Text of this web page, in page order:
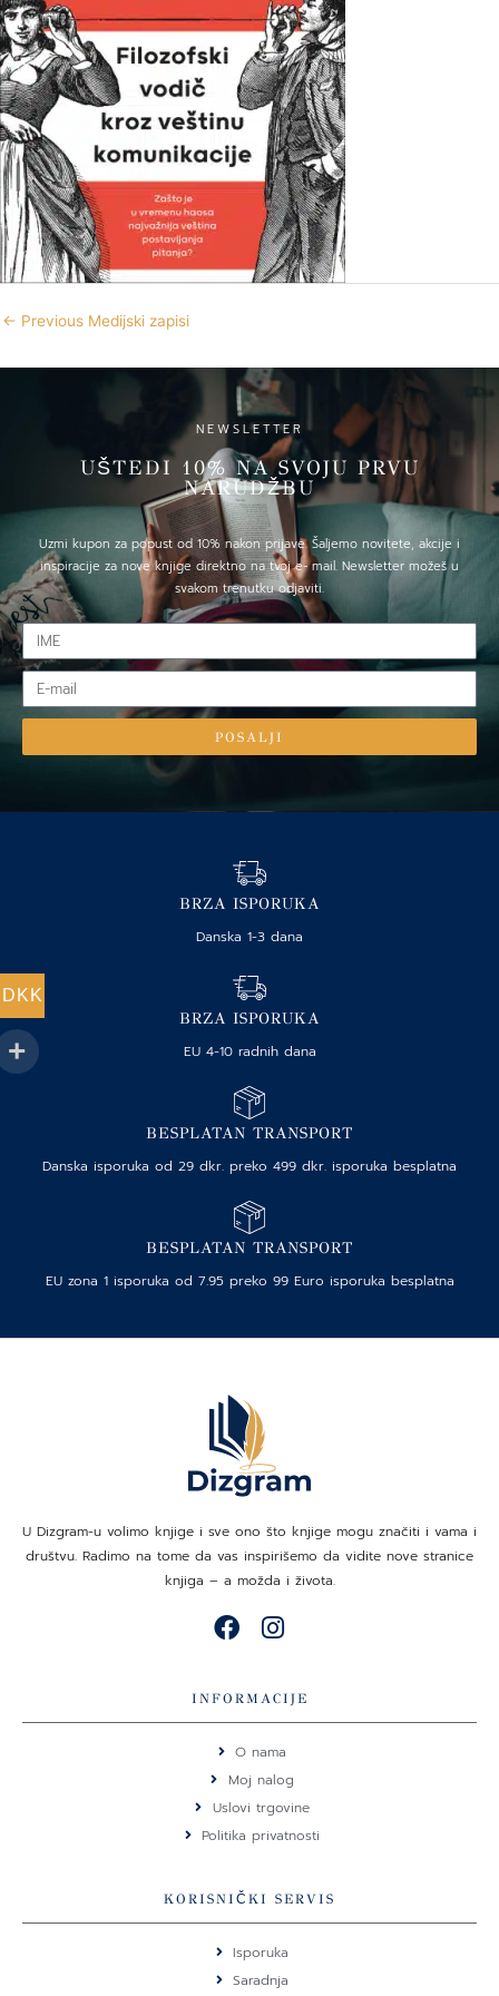
← Previous Medijski zapisi
NEWSLETTER
UŠTEDI 10% NA SVOJU PRVU
NARUDŽBU
Uzmi kupon za popust od 10% nakon prijave. Šaljemo novitete, akcije i
inspiracije za nove knjige direktno na tvoj e- mail. Newsletter možeš u
svakom trenutku odjaviti.
IME
mail
POSALJI
BRZA ISPORUKA
Danska 1-3 dana
BRZA ISPORUKA
EU 4-10 radnih dana
BESPLATAN TRANSPORT
Danska isporuka od 29 dkr. preko 499 dkr. isporuka besplatna
BESPLATAN TRANSPORT
EU zona 1 isporuka od 7.95 preko 99 Euro isporuka besplatna
U Dizgram-u volimo knjige i sve ono što knjige mogu značiti i vama i
društvu. Radimo na tome da vas inspirišemo da vidite nove stranice
knjiga – a možda i života.
F
e
b
o
o
k
I
t
a
g
r
a
m
INFORMACIJE
O nama
Moj nalog
Uslovi trgovine
Politika privatnosti
KORISNIČKI SERVIS
Isporuka
Saradnja
DKK